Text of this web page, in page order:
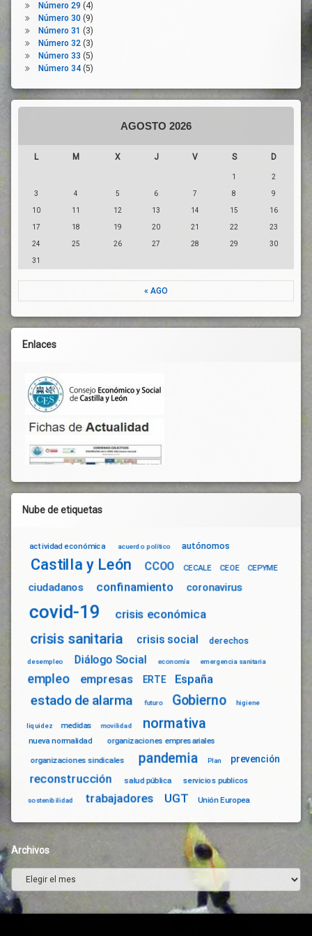
Pacto De
Estabilidad
Y
Crecimiento
Productos
Profesionales
Sanitarios
RescEU
Pública
Sistema
De Alerta
Respuesta
Tráfico
UE
Viajeros
Número 29 (4)
Número 30(9)
Número 31 (3)
Número 32(3)
Número 33 (5)
Número 34(5)
AGOSTO 2026
L M X J V S D
1 2
3 4 5 6 7 8 9
10 11 12 13 14 15 16
17 18 19 20 21 22 23
24 25 26 27 28 29 30
31
« AGO
Enlaces
Nube de etiquetas
actividad económica acuerdo político autónomos
Castilla y León CCOO CECALE CEOE CEPYME
ciudadanos confinamiento coronavirus
covid-19 crisis económica
crisis sanitaria crisis social derechos
desempleo Diálogo Social economía emergencia sanitaria
empleo empresas ERTE España
estado de alarma futuro Gobierno higiene
liquidez medidas movilidad normativa
nueva normalidad organizaciones empresariales
organizaciones sindicales pandemia Plan prevención
reconstrucción salud pública servicios publicos
sostenibilidad trabajadores UGT Unión Europea
Archivos
Archivos